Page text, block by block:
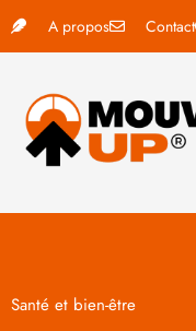
A propos Contact
Santé et bien-être